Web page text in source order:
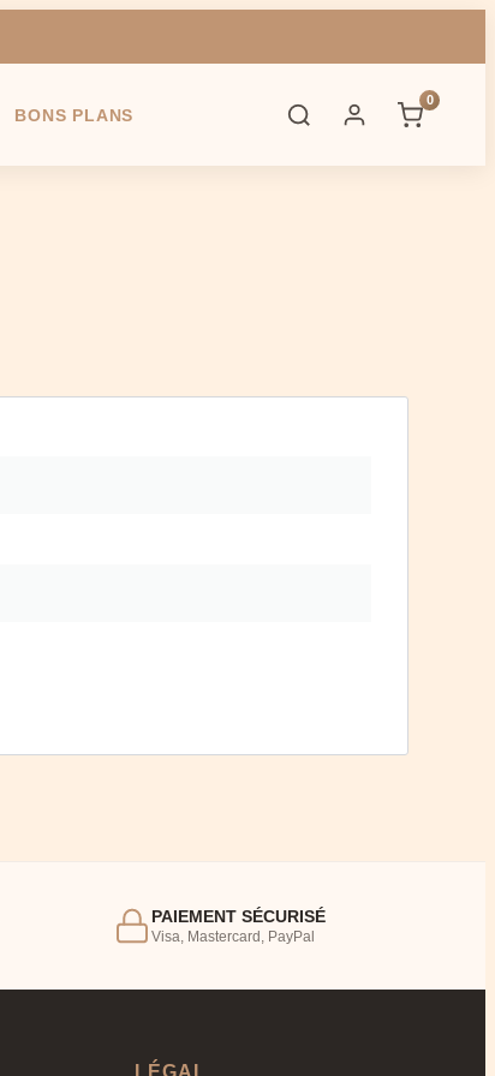
BONS PLANS
0
PAIEMENT SÉCURISÉ
Visa, Mastercard, PayPal
LÉGAL